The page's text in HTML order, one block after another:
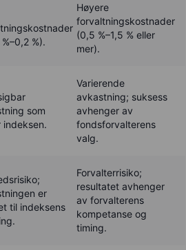
%).
Høyere
forvaltningskostnader
(0,5 %–1,5 % eller
mer).
som
indeksen.
Varierende
avkastning; suksess
avhenger av
fondsforvalterens
valg.
er
til indeksens
Forvalterrisiko;
resultatet avhenger
av forvalterens
kompetanse og
timing.